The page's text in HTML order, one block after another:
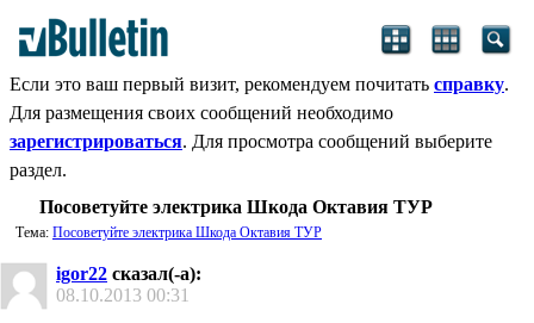
Если это ваш первый визит, рекомендуем почитать справку.
Для размещения своих сообщений необходимо
зарегистрироваться. Для просмотра сообщений выберите
раздел.
Посоветуйте электрика Шкода Октавия ТУР
Тема: Посоветуйте электрика Шкода Октавия ТУР
igor22 сказал(-а):
08.10.2013 00:31